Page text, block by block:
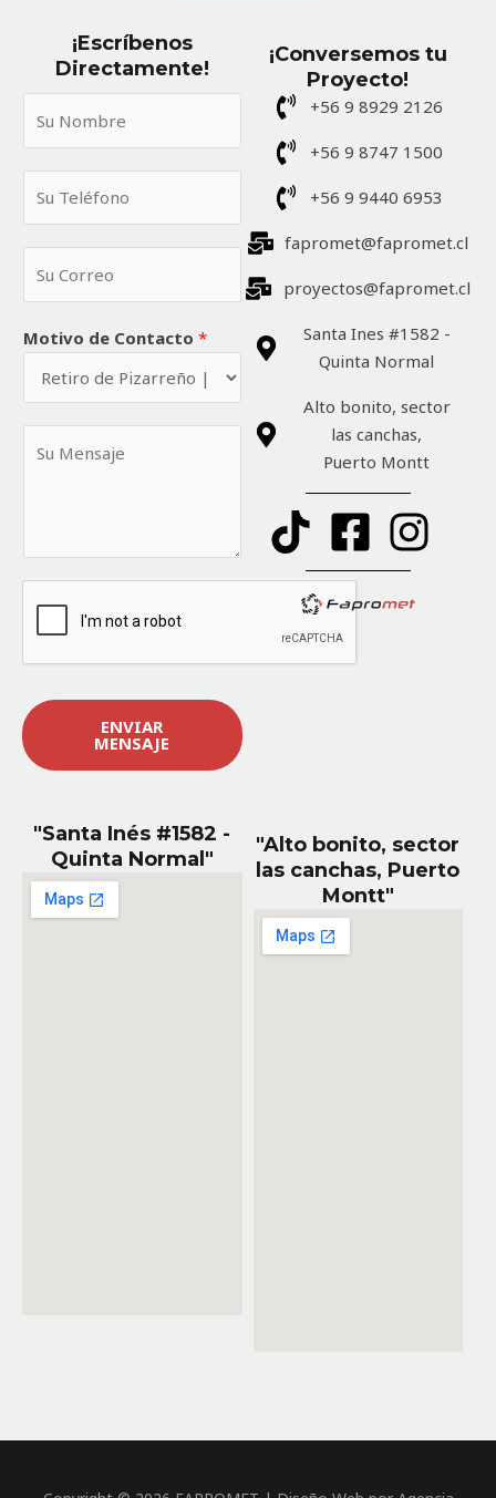
¡Escríbenos
Directamente!
b
e
f
n
o
o
r
e
Motivo de Contacto *
s
e
ENVIAR
MENSAJE
¡Conversemos tu
Proyecto!
+56 9 8929 2126
+56 9 8747 1500
+56 9 9440 6953
fapromet@fapromet.cl
proyectos@fapromet.cl
Santa Ines #1582 -
Quinta Normal
Alto bonito, sector
las canchas,
Puerto Montt
"Santa Inés #1582 -
Quinta Normal"
"Alto bonito, sector
las canchas, Puerto
Montt"